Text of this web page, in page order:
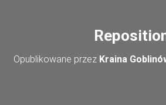
Opublikowane przez Kraina